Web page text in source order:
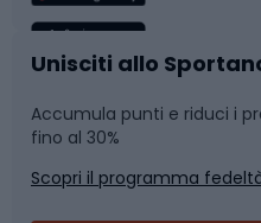
Caschi da ciclismo
Skitouring
Nuoto
Pattinaggio
Unisciti allo
Accumula punti e riduci i
fino al 30%
Scopri il programma